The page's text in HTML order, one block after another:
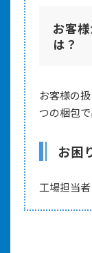
お客
は？
お客様の
つの梱包で
お困
工場担当者